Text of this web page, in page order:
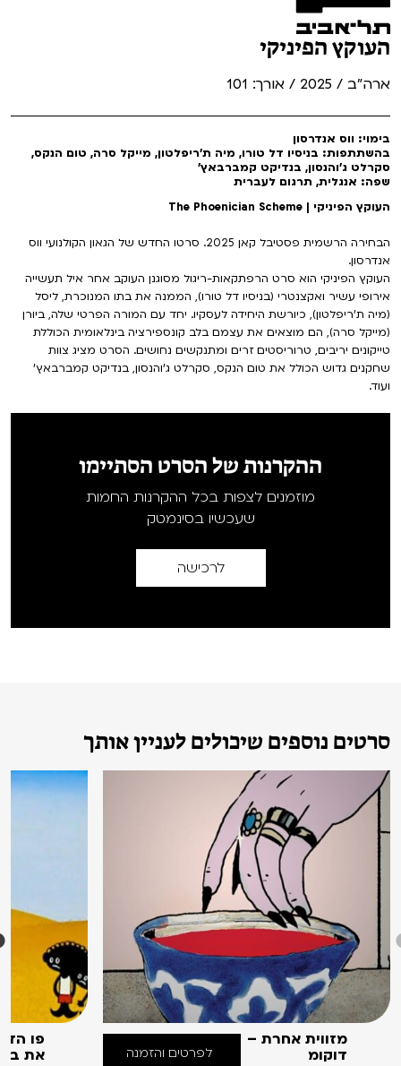
העוקץ הפיניקי
ארה"ב / 2025 / אורך: 101
בימוי: ווס אנדרסון
בהשתתפות: בניסיו דל טורו, מיה ת'ריפלטון, מייקל סרה, טום הנקס,
סקרלט ג'והנסון, בנדיקט קמברבאץ'
שפה: אנגלית, תרגום לעברית
העוקץ הפיניקי | The Phoenician Scheme
הבחירה הרשמית פסטיבל קאן 2025. סרטו החדש של הגאון הקולנועי ווס
אנדרסון.
העוקץ הפיניקי הוא סרט הרפתקאות-ריגול מסוגנן העוקב אחר איל תעשייה
אירופי עשיר ואקצנטרי (בניסיו דל טורו), הממנה את בתו המנוכרת, ליסל
(מיה ת'ריפלטון), כיורשת היחידה לעסקיו. יחד עם המורה הפרטי שלה, ביורן
(מייקל סרה), הם מוצאים את עצמם בלב קונספירציה בינלאומית הכוללת
טייקונים יריבים, טרוריסטים זרים ומתנקשים נחושים. הסרט מציג צוות
שחקנים גדוש הכולל את טום הנקס, סקרלט ג'והנסון, בנדיקט קמברבאץ'
ועוד.
ההקרנות של הסרט הסתיימו
מוזמנים לצפות בכל ההקרנות החמות
שעכשיו בסינמטק
לרכישה
סרטים נוספים שיכולים לעניין אותך
מזווית אחרת –
דוקומ
לפרטים והזמנה
פו
את